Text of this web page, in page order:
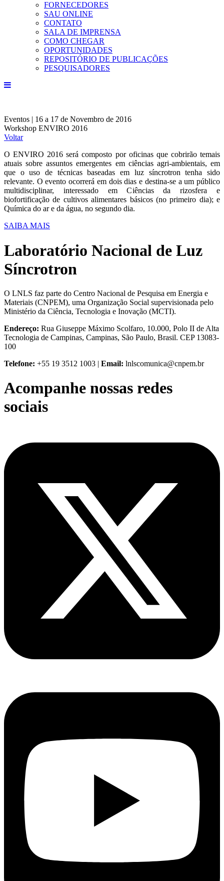
FORNECEDORES
SAU ONLINE
CONTATO
SALA DE IMPRENSA
COMO CHEGAR
OPORTUNIDADES
REPOSITÓRIO DE PUBLICAÇÕES
PESQUISADORES
Eventos | 16 a 17 de Novembro de 2016
Workshop ENVIRO 2016
Voltar
O ENVIRO 2016 será composto por oficinas que cobrirão temais
atuais sobre assuntos emergentes em ciências agri-ambientais, em
que o uso de técnicas baseadas em luz síncrotron tenha sido
relevante. O evento ocorrerá em dois dias e destina-se a um público
multidisciplinar, interessado em Ciências da rizosfera e
biofortificação de cultivos alimentares básicos (no primeiro dia); e
Química do ar e da água, no segundo dia.
SAIBA MAIS
Laboratório Nacional de Luz
Síncrotron
O LNLS faz parte do Centro Nacional de Pesquisa em Energia e
Materiais (CNPEM), uma Organização Social supervisionada pelo
Ministério da Ciência, Tecnologia e Inovação (MCTI).
Endereço: Rua Giuseppe Máximo Scolfaro, 10.000, Polo II de Alta
Tecnologia de Campinas, Campinas, São Paulo, Brasil. CEP 13083-
100
Telefone: +55 19 3512 1003 | Email: lnlscomunica@cnpem.br
Acompanhe nossas redes
sociais